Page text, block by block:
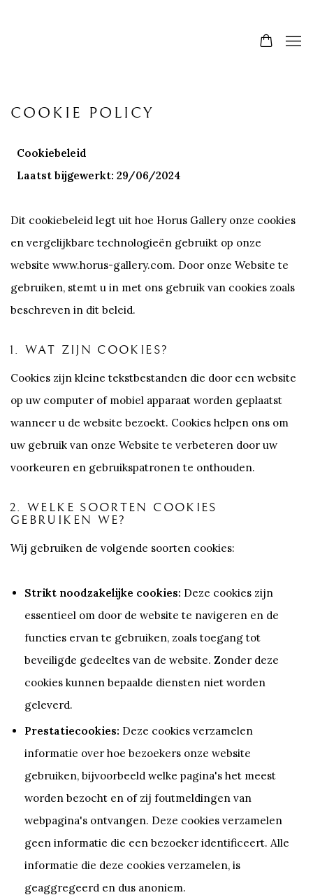
COOKIE POLICY
Cookiebeleid
Laatst bijgewerkt: 29/06/2024
Dit cookiebeleid legt uit hoe Horus Gallery onze cookies
en vergelijkbare technologieën gebruikt op onze
website www.horus-gallery.com. Door onze Website te
gebruiken, stemt u in met ons gebruik van cookies zoals
beschreven in dit beleid.
1. WAT ZIJN COOKIES?
Cookies zijn kleine tekstbestanden die door een website
op uw computer of mobiel apparaat worden geplaatst
wanneer u de website bezoekt. Cookies helpen ons om
uw gebruik van onze Website te verbeteren door uw
voorkeuren en gebruikspatronen te onthouden.
2. WELKE SOORTEN COOKIES
GEBRUIKEN WE?
Wij gebruiken de volgende soorten cookies:
Strikt noodzakelijke cookies: Deze cookies zijn
essentieel om door de website te navigeren en de
functies ervan te gebruiken, zoals toegang tot
beveiligde gedeeltes van de website. Zonder deze
cookies kunnen bepaalde diensten niet worden
geleverd.
Prestatiecookies: Deze cookies verzamelen
informatie over hoe bezoekers onze website
gebruiken, bijvoorbeeld welke pagina's het meest
worden bezocht en of zij foutmeldingen van
webpagina's ontvangen. Deze cookies verzamelen
geen informatie die een bezoeker identificeert. Alle
informatie die deze cookies verzamelen, is
geaggregeerd en dus anoniem.